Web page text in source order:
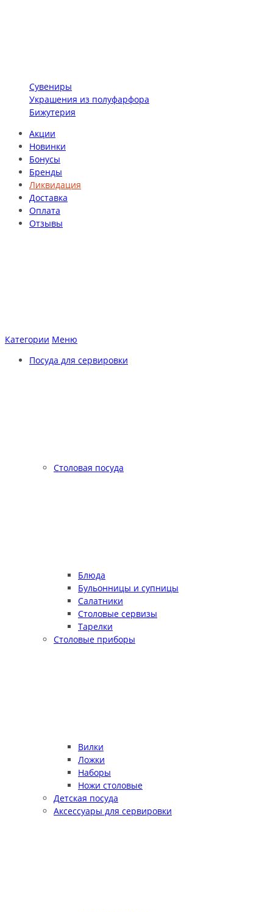
Сувениры
Украшения из полуфарфора
Бижутерия
Акции
Новинки
Бонусы
Бренды
Ликвидация
Доставка
Оплата
Отзывы
Категории Меню
Посуда для сервировки
Столовая посуда
Блюда
Бульонницы и супницы
Салатники
Столовые сервизы
Тарелки
Столовые приборы
Вилки
Ложки
Наборы
Ножи столовые
Детская посуда
Аксессуары для сервировки